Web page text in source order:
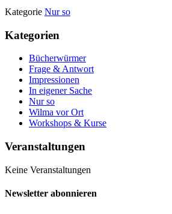
Kategorie Nur so
Kategorien
Bücherwürmer
Frage & Antwort
Impressionen
In eigener Sache
Nur so
Wilma vor Ort
Workshops & Kurse
Veranstaltungen
Keine Veranstaltungen
Newsletter abonnieren